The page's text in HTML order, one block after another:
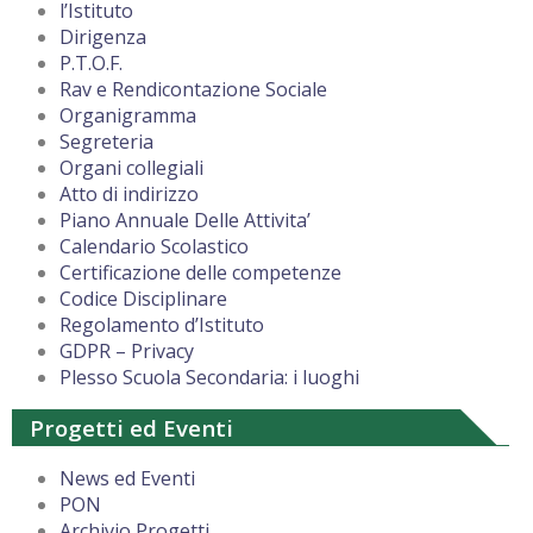
l’Istituto
Dirigenza
P.T.O.F.
Rav e Rendicontazione Sociale
Organigramma
Segreteria
Organi collegiali
Atto di indirizzo
Piano Annuale Delle Attivita’
Calendario Scolastico
Certificazione delle competenze
Codice Disciplinare
Regolamento d’Istituto
GDPR – Privacy
Plesso Scuola Secondaria: i luoghi
Progetti ed Eventi
News ed Eventi
PON